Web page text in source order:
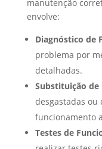
manutenção
envolve:
Diagnóstico de
problema por
detalhadas.
Substituição de
desgastadas
funcionamento
Testes de